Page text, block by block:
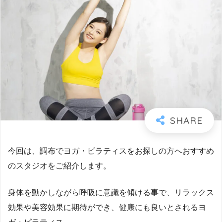
今回は、調布でヨガ・ピラティスをお探しの方へおすすめ
のスタジオをご紹介します。
身体を動かしながら呼吸に意識を傾ける事で、リラックス
効果や美容効果に期待ができ、健康にも良いとされるヨ